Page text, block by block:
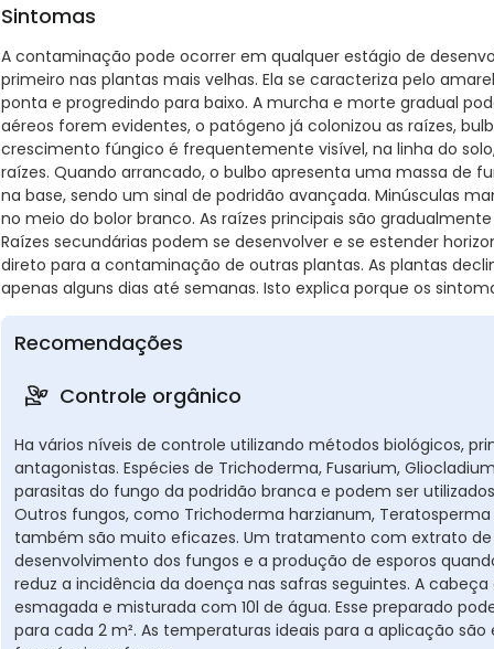
Sintomas
A contaminação pode ocorrer em qualquer estágio de
primeiro nas plantas mais velhas. Ela se caracteriza pelo
ponta e progredindo para baixo. A murcha e morte gradual
aéreos forem evidentes, o patógeno já colonizou as raízes,
crescimento fúngico é frequentemente visível, na linha do
raízes. Quando arrancado, o bulbo apresenta uma massa de
na base, sendo um sinal de podridão avançada. Minúsculas
no meio do bolor branco. As raízes principais são
Raízes secundárias podem se desenvolver e se estender
direto para a contaminação de outras plantas. As plantas
apenas alguns dias até semanas. Isto explica porque os
Recomendações
Controle orgânico
Ha vários níveis de controle utilizando métodos biológicos,
antagonistas. Espécies de Trichoderma, Fusarium,
parasitas do fungo da podridão branca e podem ser
Outros fungos, como Trichoderma harzianum,
também são muito eficazes. Um tratamento com extrato
desenvolvimento dos fungos e a produção de esporos
reduz a incidência da doença nas safras seguintes. A
esmagada e misturada com 10l de água. Esse preparado
para cada 2 m². As temperaturas ideais para a aplicação são